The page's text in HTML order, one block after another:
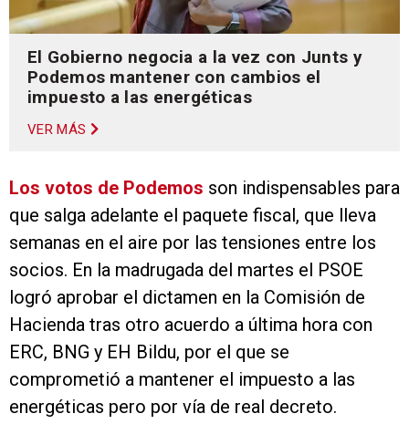
El Gobierno negocia a la vez con Junts y
Podemos mantener con cambios el
impuesto a las energéticas
VER MÁS
Los votos de Podemos son indispensables para
que salga adelante el paquete fiscal, que lleva
semanas en el aire por las tensiones entre los
socios. En la madrugada del martes el PSOE
logró aprobar el dictamen en la Comisión de
Hacienda tras otro acuerdo a última hora con
ERC, BNG y EH Bildu, por el que se
comprometió a mantener el impuesto a las
energéticas pero por vía de real decreto.